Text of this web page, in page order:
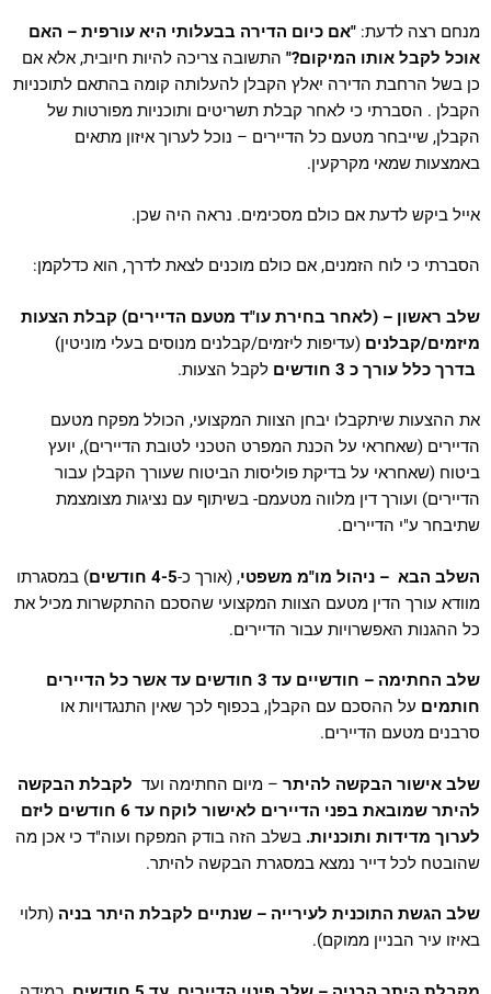
מנחם רצה לדעת: "אם כיום הדירה בבעלותי היא עורפית – האם
אוכל לקבל אותו המיקום?" התשובה צריכה להיות חיובית, אלא אם
כן בשל הרחבת הדירה יאלץ הקבלן להעלותה קומה בהתאם לתוכניות
הקבלן . הסברתי כי לאחר קבלת תשריטים ותוכניות מפורטות של
הקבלן, שייבחר מטעם כל הדיירים – נוכל לערוך איזון מתאים
באמצעות שמאי מקרקעין.
אייל ביקש לדעת אם כולם מסכימים. נראה היה שכן.
הסברתי כי לוח הזמנים, אם כולם מוכנים לצאת לדרך, הוא כדלקמן:
שלב ראשון – (לאחר בחירת עו"ד מטעם הדיירים) קבלת הצעות
מיזמים/קבלנים (עדיפות ליזמים/קבלנים מנוסים בעלי מוניטין)
בדרך כלל עורך כ 3 חודשים
לקבל הצעות.
את ההצעות שיתקבלו יבחן הצוות המקצועי, הכולל מפקח מטעם
הדיירים (שאחראי על הכנת המפרט הטכני לטובת הדיירים), יועץ
ביטוח (שאחראי על בדיקת פוליסות הביטוח שעורך הקבלן עבור
הדיירים) ועורך דין מלווה מטעמם- בשיתוף עם נציגות מצומצמת
שתיבחר ע"י הדיירים.
השלב הבא – ניהול מו"מ משפטי, (אורך כ-4-5 חודשים
) במסגרתו
מוודא עורך הדין מטעם הצוות המקצועי שהסכם ההתקשרות מכיל את
כל ההגנות האפשרויות עבור הדיירים.
שלב החתימה – חודשיים עד 3 חודשים עד אשר כל הדיירים
חותמים על ההסכם עם הקבלן, בכפוף לכך שאין התנגדויות או
סרבנים מטעם הדיירים.
שלב אישור הבקשה להיתר – מיום החתימה ועד לקבלת הבקשה
להיתר שמובאת בפני הדיירים לאישור לוקח עד 6 חודשים ליזם
לערוך מדידות ותוכניות. בשלב הזה בודק המפקח ועוה"ד כי אכן מה
שהובטח לכל דייר נמצא במסגרת הבקשה להיתר.
שלב הגשת התוכנית לעירייה – שנתיים לקבלת היתר בניה (תלוי
באיזו עיר הבניין ממוקם).